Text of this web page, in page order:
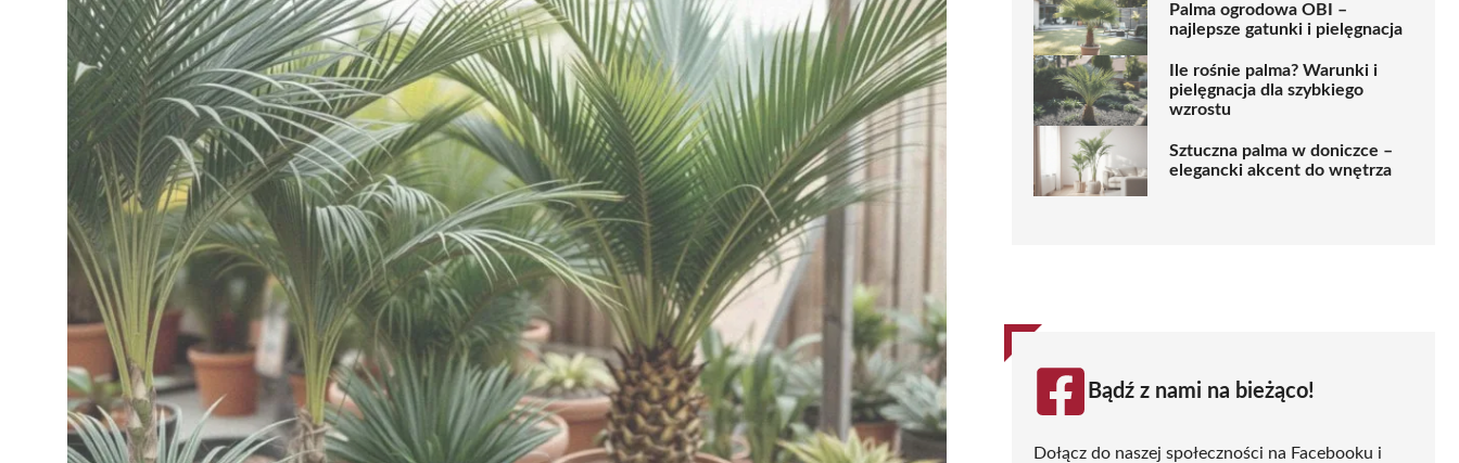
Palma ogrodowa OBI –
najlepsze gatunki i pielęgnacja
Ile rośnie palma? Warunki i
pielęgnacja dla szybkiego
wzrostu
Sztuczna palma w doniczce –
elegancki akcent do wnętrza
Bądź z nami na bieżąco!
Dołącz do naszej społeczności na Facebooku i